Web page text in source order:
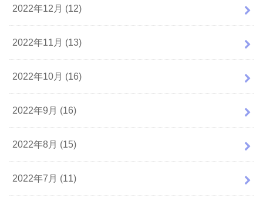
2022年12月 (12)
2022年11月 (13)
2022年10月 (16)
2022年9月 (16)
2022年8月 (15)
2022年7月 (11)